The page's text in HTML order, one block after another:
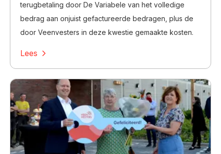
terugbetaling door De Variabele van het volledige
bedrag aan onjuist gefactureerde bedragen, plus de
door Veenvesters in deze kwestie gemaakte kosten.
Lees